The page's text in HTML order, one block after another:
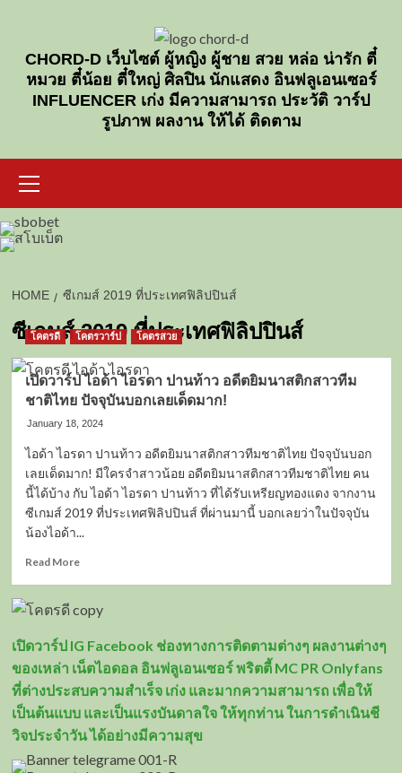
contentCHORD-D เว็บไซต์ ผู้หญิง ผู้ชาย สวย หล่อ น่ารัก ตี๋
หมวย ตี๋น้อย ตี๋ใหญ่ ศิลปิน นักแสดง อินฟลูเอนเซอร์
INFLUENCER เก่ง มีความสามารถ ประวัติ วาร์ป
รูปภาพ ผลงาน ให้ได้ ติดตาม
Menu
HOME ซีเกมส์ 2019 ที่ประเทศฟิลิปปินส์
ซีเกมส์ 2019 ที่ประเทศฟิลิปปินส์
โคตรดี โคตรวาร์ป โคตรสวย
เปิดวาร์ป ไอด้า ไอรดา ปานท้าว อดีตยิมนาสติกสาวทีม
ชาติไทย ปัจจุบันบอกเลยเด็ดมาก!
January 18, 2024
ไอด้า ไอรดา ปานท้าว อดีตยิมนาสติกสาวทีมชาติไทย ปัจจุบันบอก
เลยเด็ดมาก! มีใครจำสาวน้อย อดีตยิมนาสติกสาวทีมชาติไทย คน
นี้ได้บ้าง กับ ไอด้า ไอรดา ปานท้าว ที่ได้รับเหรียญทองแดง จากงาน
ซีเกมส์ 2019 ที่ประเทศฟิลิปปินส์ ที่ผ่านมานี้ บอกเลยว่าในปัจจุบัน
น้องไอด้า...
Read MoreRead
เปิด
ป
ไอ
ไอ
รดา
ปาน
อดีต
เปิดวาร์ป IG Facebook ช่องทางการติดตามต่างๆ ผลงานต่างๆ
ของเหล่า เน็ตไอดอล อินฟลูเอนเซอร์ พริตตี้ MC PR Onlyfans
ที่ต่างประสบความสำเร็จ เก่ง และมากความสามารถ เพื่อให้
เป็นต้นแบบ และเป็นแรงบันดาลใจ ให้ทุกท่าน ในการดำเนินชี
วิจประจำวัน ได้อย่างมีความสุข